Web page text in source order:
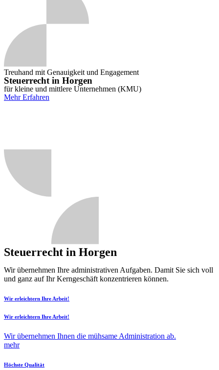
Treuhand mit Genauigkeit und Engagement
Steuerrecht in Horgen
für kleine und mittlere Unternehmen (KMU)
Mehr Erfahren
Steuerrecht in Horgen
Wir übernehmen Ihre administrativen Aufgaben. Damit Sie sich voll
und ganz auf Ihr Kerngeschäft konzentrieren können.
Wir erleichtern Ihre Arbeit!
Wir erleichtern Ihre Arbeit!
Wir übernehmen Ihnen die mühsame Administration ab.
mehr
Höchste Qualität